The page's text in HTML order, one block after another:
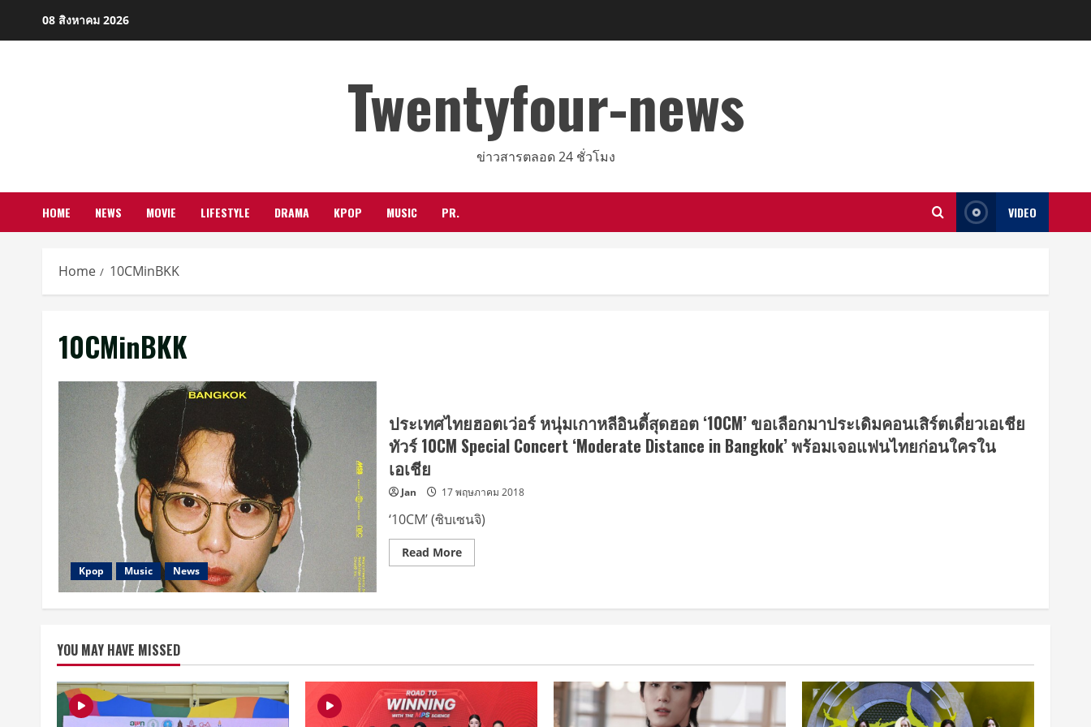
08 สิงหาคม 2026
Twentyfour-news
ข่าวสารตลอด 24 ชั่วโมง
HOME NEWS MOVIE LIFESTYLE DRAMA KPOP MUSIC PR. VIDEO
Home 10CMinBKK
10CMinBKK
Kpop Music News
ประเทศไทยฮอตเว่อร์ หนุ่มเกาหลีอินดี้สุดฮอต ‘10CM’ ขอเลือกมาประเดิมคอนเสิร์ตเดี่ยวเอเชีย
ทัวร์ 10CM Special Concert ‘Moderate Distance in Bangkok’ พร้อมเจอแฟนไทยก่อนใครใน
เอเชีย
Jan 17 พฤษภาคม 2018
‘10CM’ (ซิบเซนจิ)
Read MoreRead
more
เว่อ
ดี้
ฮอต
‘10CM’
ขอ
เลือก
YOU MAY HAVE MISSED